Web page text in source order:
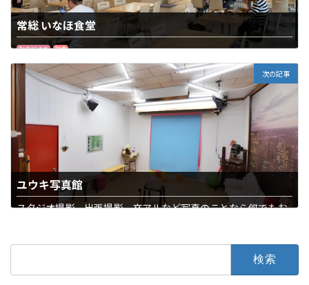
常総 いなほ食堂
むすびまち 和食
次の記事
ユウキ写真館
スタジオ撮影、出張撮影、卒アルなど写真のことなら何でもお